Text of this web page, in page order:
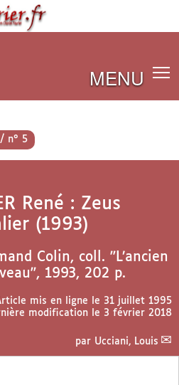
MENU
n° 5
René : Zeus
(1993)
Colin, coll. "L’ancien
1993, 202 p.
mis en ligne le 31 juillet 1995
modification le 3 février 2018
par Ucciani, Louis